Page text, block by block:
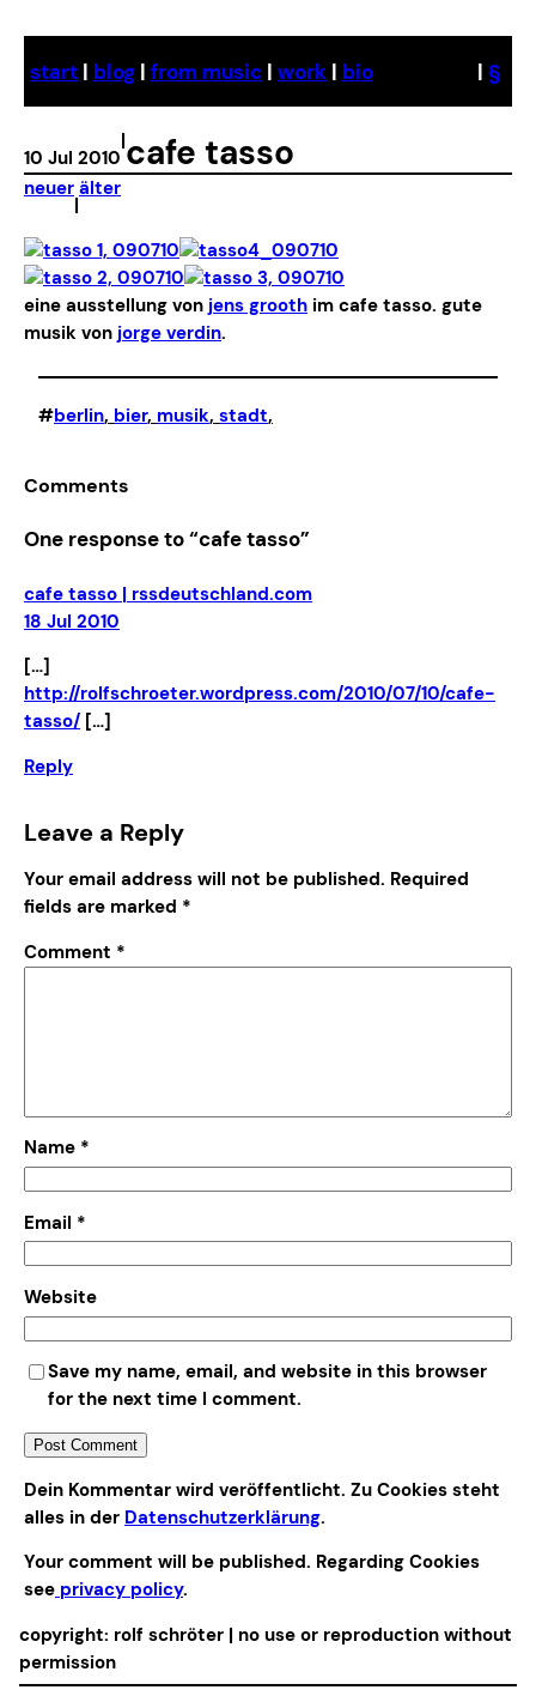
content
start | blog | from music | work | bio | §
10 Jul 2010
|cafe tasso
neuer
|
älter
eine ausstellung von jens grooth im cafe tasso. gute
musik von jorge verdin.
#berlin, bier, musik, stadt,
Comments
One response to “cafe tasso”
cafe tasso | rssdeutschland.com
18 Jul 2010
[…]
http://rolfschroeter.wordpress.com/2010/07/10/cafe-
tasso/ […]
Reply
Leave a Reply
Your email address will not be published. Required
fields are marked *
Comment *
Name *
Email *
Website
Save my name, email, and website in this browser
for the next time I comment.
Alternative:
Dein Kommentar wird veröffentlicht. Zu Cookies steht
alles in der Datenschutzerklärung.
Your comment will be published. Regarding Cookies
see privacy policy.
copyright: rolf schröter | no use or reproduction without
permission